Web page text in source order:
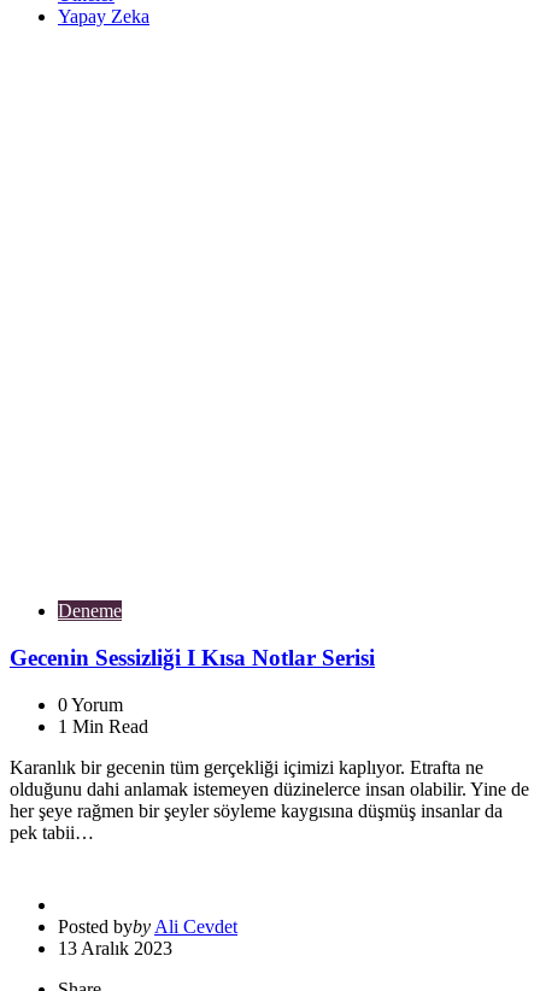
Yapay Zeka
Deneme
Gecenin Sessizliği I Kısa Notlar Serisi
0Yorum
1 Min Read
Karanlık bir gecenin tüm gerçekliği içimizi kaplıyor. Etrafta ne
olduğunu dahi anlamak istemeyen düzinelerce insan olabilir. Yine de
her şeye rağmen bir şeyler söyleme kaygısına düşmüş insanlar da
pek tabii…
Posted byby Ali Cevdet
13 Aralık 2023